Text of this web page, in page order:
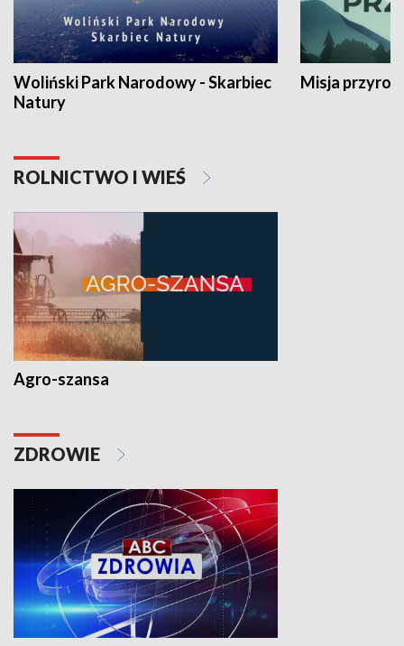
Woliński Park Narodowy - Skarbiec
Natury
Misja
ROLNICTWO I WIEŚ
Agro-szansa
ZDROWIE